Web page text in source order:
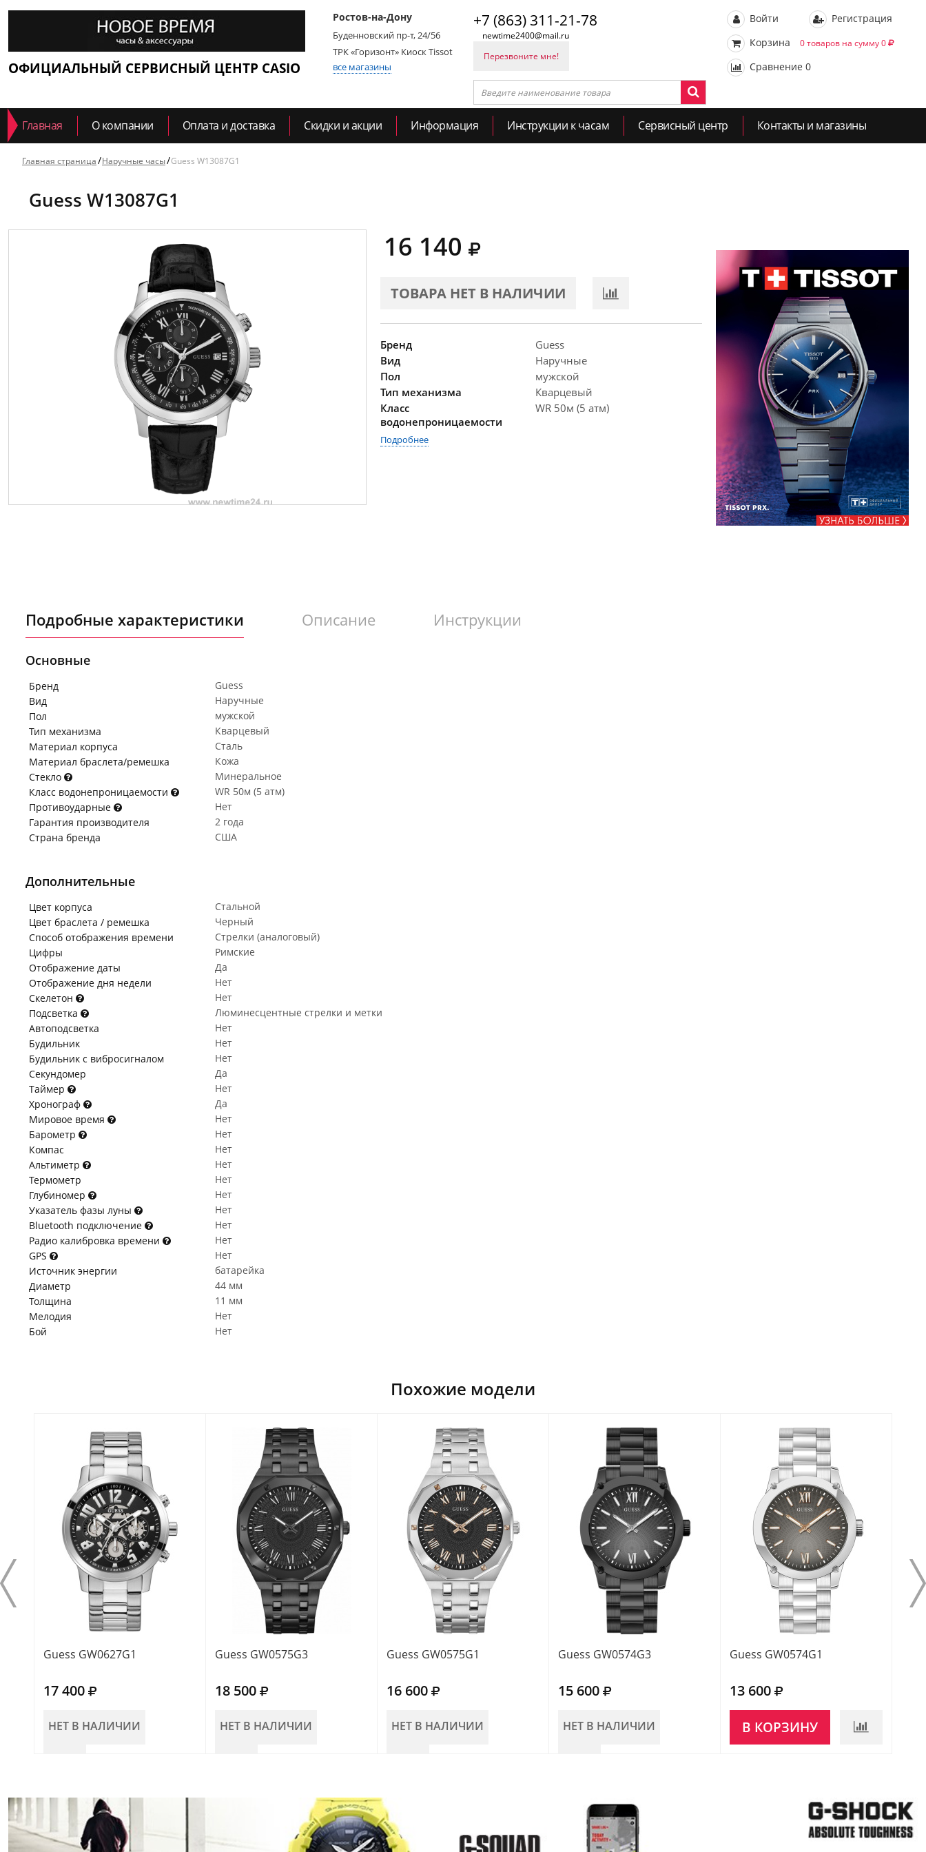
ОФИЦИАЛЬНЫЙ СЕРВИСНЫЙ ЦЕНТР CASIO
Ростов-на-Дону
Буденновский пр-т, 24/56
ТРК «Горизонт» Киоск Tissot
все магазины
+7 (863) 311-21-78
newtime2400@mail.ru
Перезвоните мне!
Войти
Регистрация
Корзина
0 товаров на сумму 0
Сравнение 0
Главная О компании Оплата и доставка Скидки и акции Информация Инструкции к часам Сервисный центр Контакты и магазины
Главная страница Наручные часы Guess W13087G1
Guess W13087G1
16 140
ТОВАРА НЕТ В НАЛИЧИИ
Бренд
Guess
Вид
Наручные
Пол
мужской
Тип механизма
Кварцевый
Класс
водонепроницаемости
WR 50м (5 атм)
Подробнее
Подробные характеристики Описание Инструкции
Основные
Бренд
Guess
Вид
Наручные
Пол
мужской
Тип механизма
Кварцевый
Материал корпуса
Сталь
Материал браслета/ремешка
Кожа
Стекло
Минеральное
Класс водонепроницаемости
WR 50м (5 атм)
Противоударные
Нет
Гарантия производителя
2 года
Страна бренда
США
Дополнительные
Цвет корпуса
Стальной
Цвет браслета / ремешка
Черный
Способ отображения времени
Стрелки (аналоговый)
Цифры
Римские
Отображение даты
Да
Отображение дня недели
Нет
Скелетон
Нет
Подсветка
Люминесцентные стрелки и метки
Автоподсветка
Нет
Будильник
Нет
Будильник с вибросигналом
Нет
Секундомер
Да
Таймер
Нет
Хронограф
Да
Мировое время
Нет
Барометр
Нет
Компас
Нет
Альтиметр
Нет
Термометр
Нет
Глубиномер
Нет
Указатель фазы луны
Нет
Bluetooth подключение
Нет
Радио калибровка времени
Нет
GPS
Нет
Источник энергии
батарейка
Диаметр
44 мм
Толщина
11 мм
Мелодия
Нет
Бой
Нет
Похожие модели
Guess GW0627G1
17 400
НЕТ В НАЛИЧИИ
Guess GW0575G3
18 500
НЕТ В НАЛИЧИИ
Guess GW0575G1
16 600
НЕТ В НАЛИЧИИ
Guess GW0574G3
15 600
НЕТ В НАЛИЧИИ
Guess GW0574G1
13 600
В КОРЗИНУ